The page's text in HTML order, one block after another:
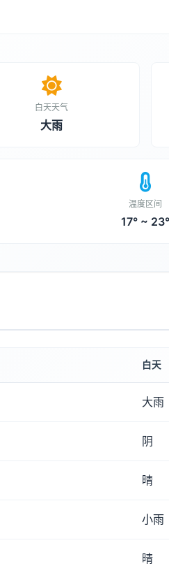
白天天气
大雨
温度区间
17° ~ 23°
白天
大雨
阴
晴
小雨
晴